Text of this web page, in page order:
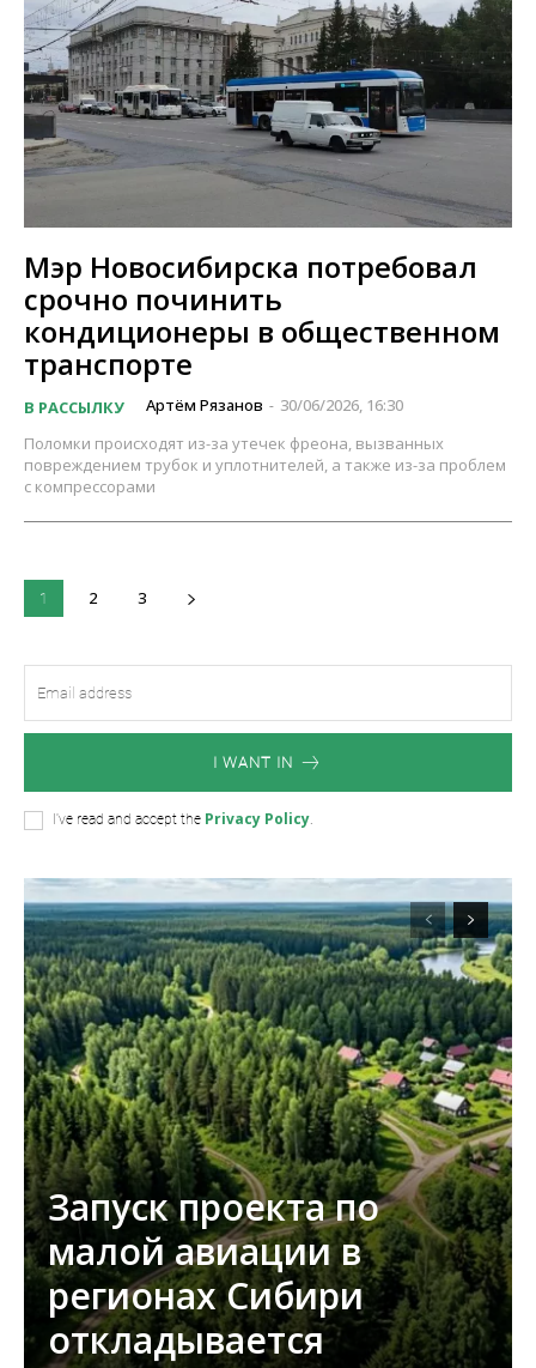
Мэр Новосибирска потребовал
срочно починить
кондиционеры в общественном
транспорте
В РАССЫЛКУ Артём Рязанов - 30/06/2026, 16:30
Поломки происходят из-за утечек фреона, вызванных
повреждением трубок и уплотнителей, а также из-за проблем
с компрессорами
1 2 3
I WANT IN
I've read and accept the Privacy Policy.
Запуск проекта по
малой авиации в
регионах Сибири
откладывается